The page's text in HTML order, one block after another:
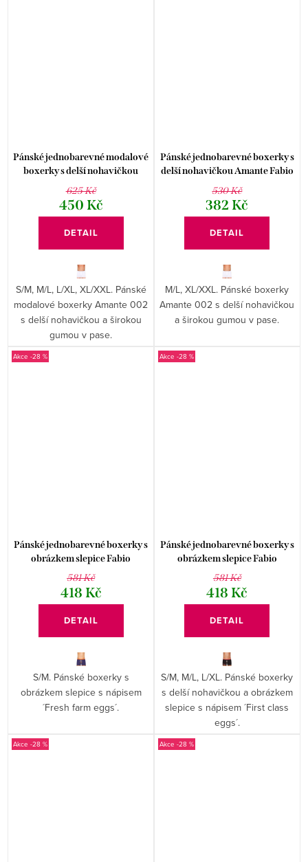
Pánské jednobarevné modalové
boxerky s delší nohavičkou
Amante Fabio
625 Kč
450 Kč
DETAIL
S/M, M/L, L/XL, XL/XXL. Pánské
modalové boxerky Amante 002
s delší nohavičkou a širokou
gumou v pase.
Pánské jednobarevné boxerky s
delší nohavičkou Amante Fabio
530 Kč
382 Kč
DETAIL
M/L, XL/XXL. Pánské boxerky
Amante 002 s delší nohavičkou
a širokou gumou v pase.
-28 %
Pánské jednobarevné boxerky s
obrázkem slepice Fabio
581 Kč
418 Kč
DETAIL
S/M. Pánské boxerky s
obrázkem slepice s nápisem
´Fresh farm eggs´.
-28 %
Pánské jednobarevné boxerky s
obrázkem slepice Fabio
581 Kč
418 Kč
DETAIL
S/M, M/L, L/XL. Pánské boxerky
s delší nohavičkou a obrázkem
slepice s nápisem ´First class
eggs´.
-28 % -28 %